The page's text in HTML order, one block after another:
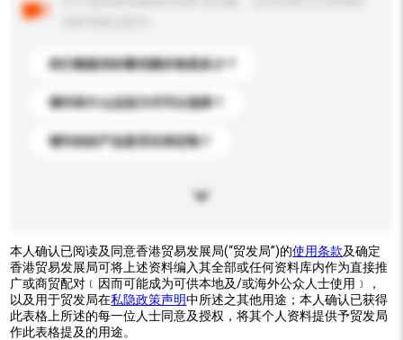
你们能提供的最优惠价格是多少？
请问有什么运送方式可以选择？
请问你的产品是否支持定制？
本人确认已阅读及同意香港贸易发展局(“贸发局”)的使用条款及确定
香港贸易发展局可将上述资料编入其全部或任何资料库内作为直接推
广或商贸配对﹝因而可能成为可供本地及/或海外公众人士使用﹞，
以及用于贸发局在私隐政策声明中所述之其他用途；本人确认已获得
此表格上所述的每一位人士同意及授权，将其个人资料提供予贸发局
作此表格提及的用途。